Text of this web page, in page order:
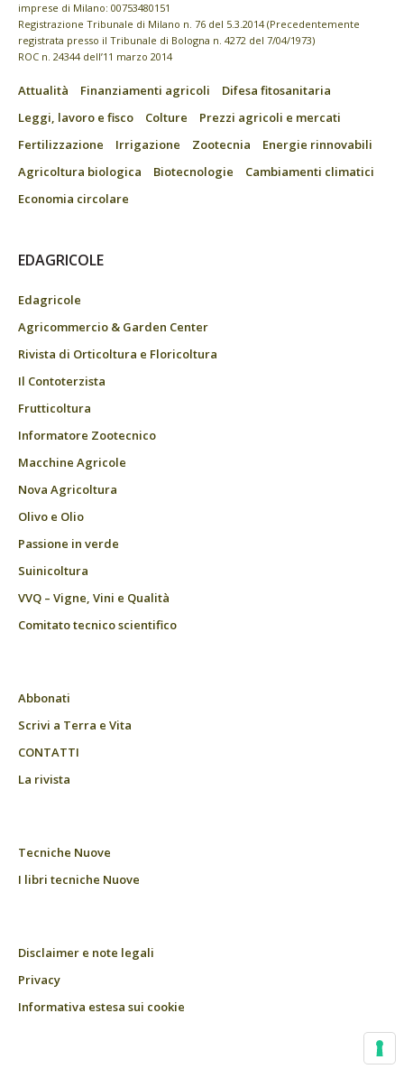
imprese di Milano: 00753480151
Registrazione Tribunale di Milano n. 76 del 5.3.2014 (Precedentemente
registrata presso il Tribunale di Bologna n. 4272 del 7/04/1973)
ROC n. 24344 dell’11 marzo 2014
Attualità Finanziamenti agricoli
Difesa fitosanitaria
Leggi, lavoro e fisco
Colture
Prezzi agricoli e mercati
Fertilizzazione
Irrigazione Zootecnia
Energie rinnovabili
Agricoltura biologica
Biotecnologie
Cambiamenti climatici
Economia circolare
EDAGRICOLE
Edagricole
Agricommercio & Garden Center
Rivista di Orticoltura e Floricoltura
Il Contoterzista
Frutticoltura
Informatore Zootecnico
Macchine Agricole
Nova Agricoltura
Olivo e Olio
Passione in verde
Suinicoltura
VVQ – Vigne, Vini e Qualità
Comitato tecnico scientifico
Abbonati
Scrivi a Terra e Vita
CONTATTI
La rivista
Tecniche Nuove
I libri tecniche Nuove
Disclaimer e note legali
Privacy
Informativa estesa sui cookie